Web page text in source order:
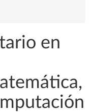
en